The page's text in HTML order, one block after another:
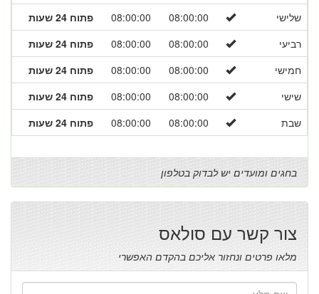
שלישי
08:00:00
08:00:00
פתוח 24 שעות
רביעי
08:00:00
08:00:00
פתוח 24 שעות
חמישי
08:00:00
08:00:00
פתוח 24 שעות
שישי
08:00:00
08:00:00
פתוח 24 שעות
שבת
08:00:00
08:00:00 פתוח 24 שעות
בחגים ומועדים יש לבדוק בטלפון
צור קשר עם סולאס
מלאו פרטים ונחזור אליכם בהקדם האפשרי